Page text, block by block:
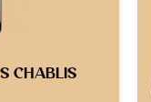
CHABLIS